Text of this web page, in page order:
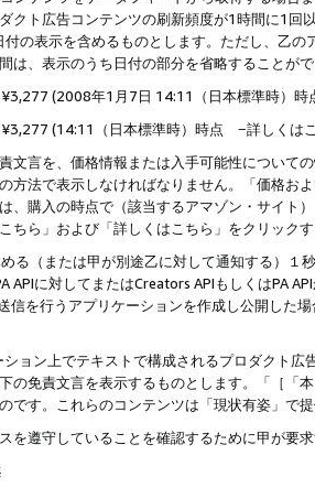
クト広告コンテンツの刷新頻度が1時間に1
の表示を含めるものとします。ただし、乙
は、表示のうち日付の部分を省略することが
¥3,277 (2008年1月7日 14:11（日本標準時）
¥3,277 (14:11（日本標準時）時点 −詳しくは
文言を、価格情報または入手可能性について
方法で表示しなければなりません。「価格
、購入の時点で（該当するアマゾン・サイト
ちら」および「詳しくはこちら」をクリック
る（または甲が別途乙に対して通知する）
APIに対してまたはCreators APIもしくはPA
信を行うアプリケーションを作成し公開した
ョン上でテキストで構成されるプロダクト
の免責文言を表示するものとします。「［「
です。これらのコンテンツは「現状有姿」で
を遵守していることを確認するために甲が要